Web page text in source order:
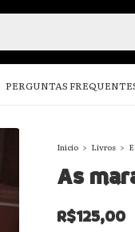
PERGUNTAS
Início > Livros >
As
R$125,00